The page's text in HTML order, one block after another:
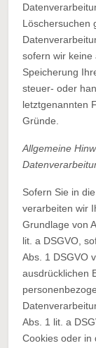
Löschersuchen
sofern wir keine
Speicherung
steuer- oder
letztgenannten
Gründe.
Allgemeine
Sofern Sie in
verarbeiten wir
Grundlage von
lit. a DSGVO,
Abs. 1 DSGVO
ausdrücklichen
Abs. 1 lit. a
Cookies oder in